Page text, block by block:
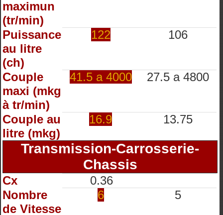
maximun
(tr/min)
Puissance
au litre
(ch)
122 106
Couple
maxi (mkg
à tr/min)
41.5 a 4000 27.5 a 4800
Couple au
litre (mkg)
16.9 13.75
Transmission-Carrosserie-
Chassis
Cx
0.36
Nombre
de Vitesse
6 5